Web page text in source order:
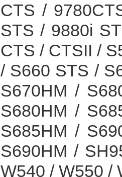
CTS /
STS / 9880i
CTS / CTSII /
/ S660 STS /
S670HM /
S680HM /
S685HM /
S690HM /
W540 / W550 /